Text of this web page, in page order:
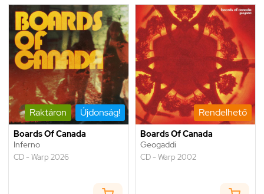
Raktáron Újdonság!
Boards Of Canada
Inferno
CD - Warp 2026
Rendelhető
Boards Of Canada
Geogaddi
CD - Warp 2002